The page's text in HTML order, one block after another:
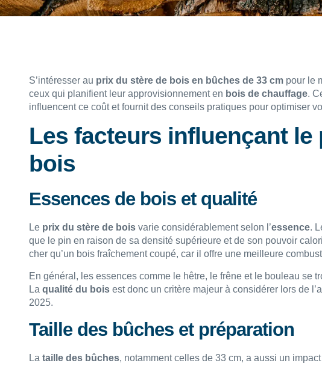
S’intéresser au prix du stère de bois en bûches de 33 cm pour le
ceux qui planifient leur approvisionnement en bois de chauffage.
influencent ce coût et fournit des conseils pratiques pour optimiser
Les facteurs influençant le
bois
Essences de bois et qualité
Le prix du stère de bois varie considérablement selon l’essence.
que le pin en raison de sa densité supérieure et de son pouvoir
cher qu’un bois fraîchement coupé, car il offre une meilleure
En général, les essences comme le hêtre, le frêne et le bouleau se
La qualité du bois est donc un critère majeur à considérer lors de
2025.
Taille des bûches et préparation
La taille des bûches, notamment celles de 33 cm, a aussi un